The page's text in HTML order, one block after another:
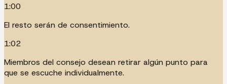
1:00
El resto serán de consentimiento.
1:02
Miembros del consejo desean retirar algún punto para
que se escuche individualmente.